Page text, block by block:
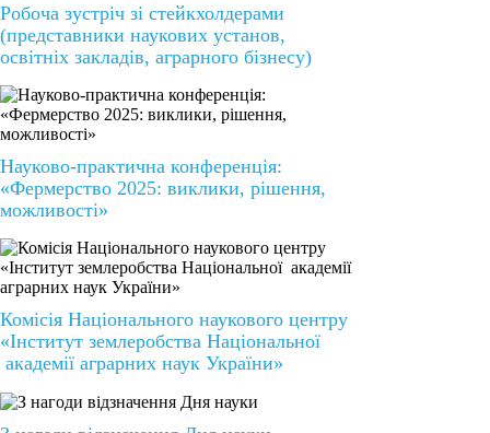
Робоча зустріч зі стейкхолдерами
(представники наукових установ,
освітніх закладів, аграрного бізнесу)
Науково-практична конференція:
«Фермерство 2025: виклики, рішення,
можливості»
Комісія Національного наукового центру
«Інститут землеробства Національної
академії аграрних наук України»